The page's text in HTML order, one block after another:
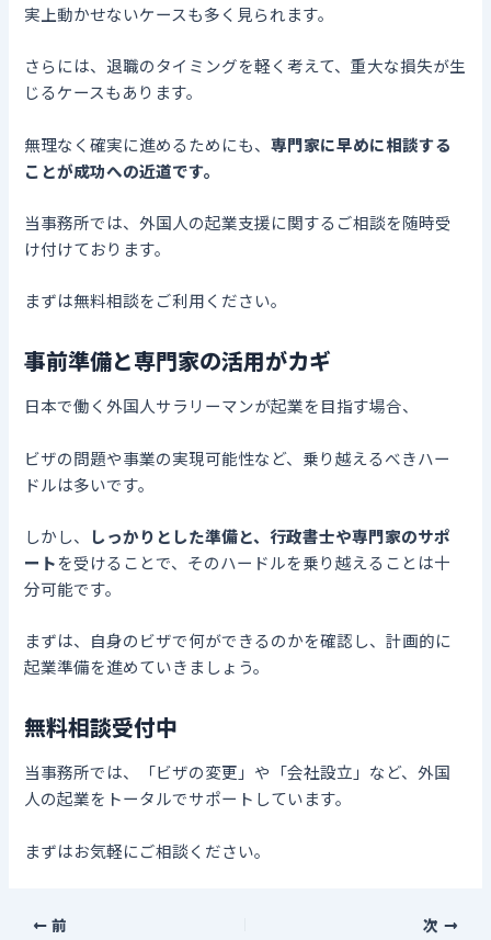
実上動かせないケースも多く見られます。
さらには、退職のタイミングを軽く考えて、重大な損失が生
じるケースもあります。
無理なく確実に進めるためにも、専門家に早めに相談する
ことが成功への近道です。
当事務所では、外国人の起業支援に関するご相談を随時受
け付けております。
まずは無料相談をご利用ください。
事前準備と専門家の活用がカギ
日本で働く外国人サラリーマンが起業を目指す場合、
ビザの問題や事業の実現可能性など、乗り越えるべきハー
ドルは多いです。
しかし、
しっかりとした準備と、行政書士や専門家のサポ
ートを受けることで、そのハードルを乗り越えることは十
分可能です。
まずは、自身のビザで何ができるのかを確認し、計画的に
起業準備を進めていきましょう。
無料相談受付中
当事務所では、「ビザの変更」や「会社設立」など、外国
人の起業をトータルでサポートしています。
まずはお気軽にご相談ください。
前 次